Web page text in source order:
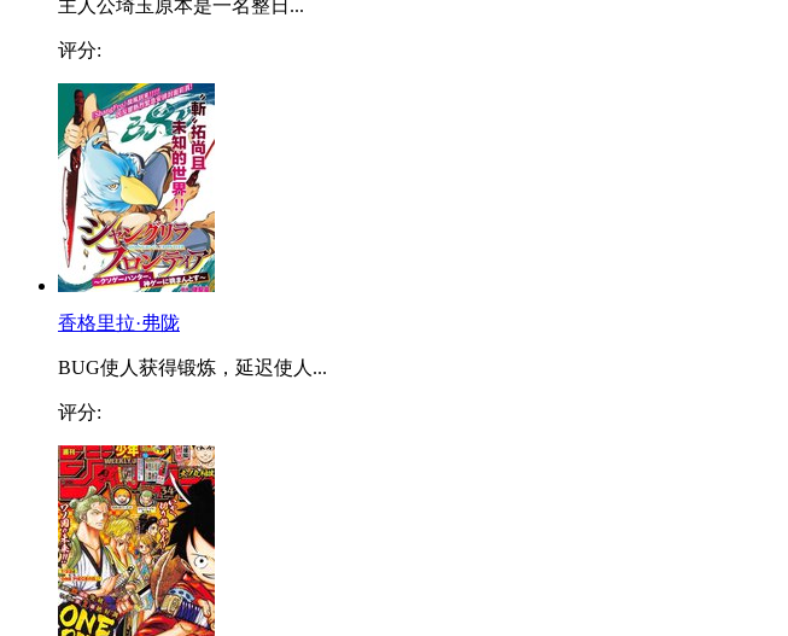
主人公埼玉原本是一名整日...
评分:
香格里拉·弗陇
BUG使人获得锻炼，延迟使人...
评分: